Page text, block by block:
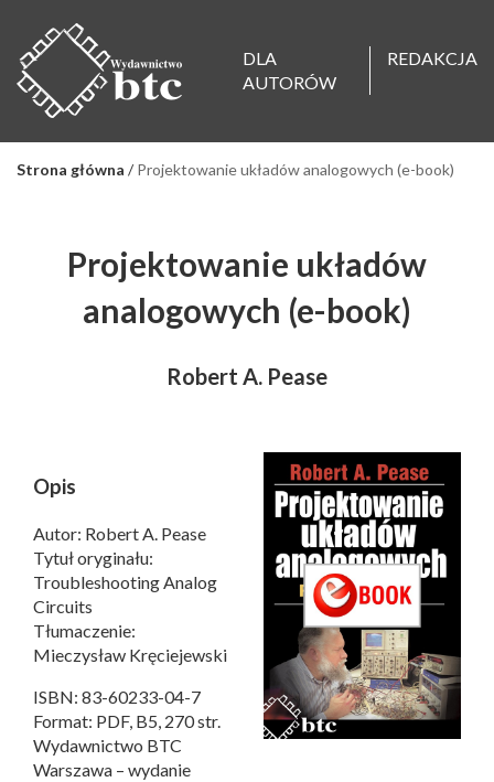
DLA
AUTORÓW
REDAKCJA
Strona główna / Projektowanie układów analogowych (e-book)
Projektowanie układów
analogowych (e-book)
Robert A. Pease
Opis
Autor: Robert A. Pease
Tytuł oryginału:
Troubleshooting Analog
Circuits
Tłumaczenie:
Mieczysław Kręciejewski
ISBN: 83-60233-04-7
Format: PDF, B5, 270 str.
Wydawnictwo BTC
Warszawa – wydanie